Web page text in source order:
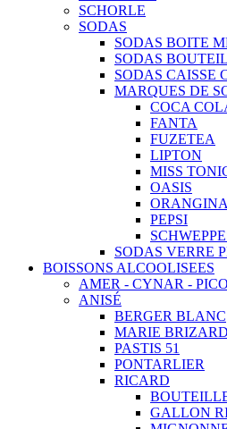
SCHORLE
SODAS
SODAS BOITE
SODAS
SODAS CAISSE
MARQUES DE
COCA
FANTA
FUZETEA
LIPTON
MISS
OASIS
ORANGINA
PEPSI
SODAS VERRE
BOISSONS ALCOOLISEES
AMER - CYNAR -
ANISÉ
BERGER BLANC
MARIE BRIZARD
PASTIS 51
PONTARLIER
RICARD
GALLON